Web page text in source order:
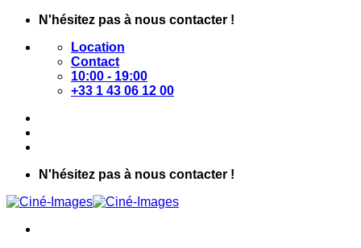
Passer
contenu
N'hésitez pas à nous contacter !
Location
Contact
10:00 - 19:00
+33 1 43 06 12 00
N'hésitez pas à nous contacter !